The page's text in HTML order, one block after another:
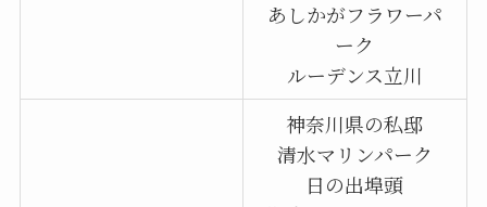
あしかがフラワーパ
ーク
ルーデンス立川
神奈川県の私邸
清水マリンパーク
日の出埠頭